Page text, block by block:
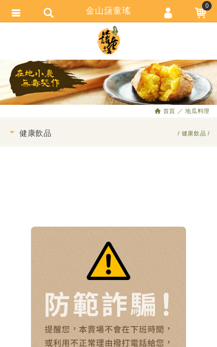
首頁 地瓜料理
健康飲品
健康飲品
金山藷童瑤 0
會員登入
會員註冊
忘記密碼
訂單查詢
追蹤清單
繁體中文